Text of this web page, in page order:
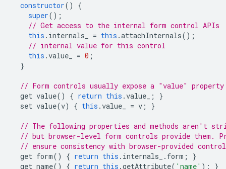
constructor()
{
super();
// Get access to the internal form control APIs
this . internals_ = this .attachInternals();
// internal value for this control
this .value_ = 0 ;
}
// Form controls usually expose a "value" property
get value() { return this .value_ ;
}
set value(v) { this .value_ = v ; }
// The following properties and methods aren't
// but browser-level form controls provide them.
// ensure consistency with browser-provided
get form() { return this . internals_ . form ;
}
get name() { return this .getAttribute( 'name' );
}